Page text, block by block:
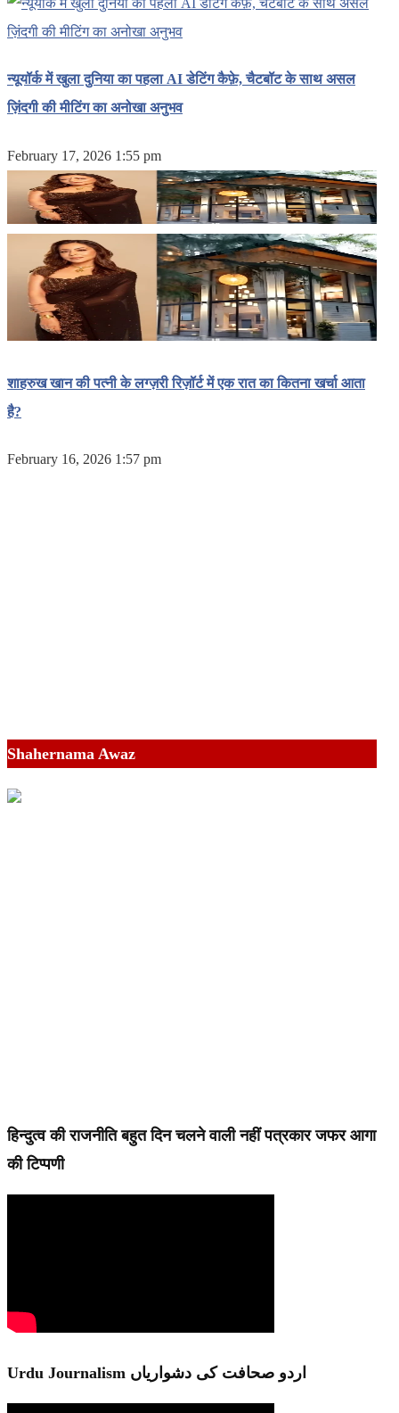
न्यूयॉर्क में खुला दुनिया का पहला AI डेटिंग कैफ़े, चैटबॉट के साथ असल
ज़िंदगी की मीटिंग का अनोखा अनुभव
February 17, 2026 1:55 pm
शाहरुख खान की पत्नी के लग्ज़री रिज़ॉर्ट में एक रात का कितना खर्चा आता
है?
February 16, 2026 1:57 pm
Shahernama Awaz
हिन्दुत्व की राजनीति बहुत दिन चलने वाली नहीं पत्रकार जफर आगा
की टिप्पणी
Urdu Journalism اردو صحافت کی دشواریاں